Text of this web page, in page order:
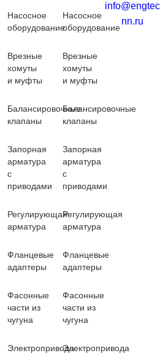
Насосное
оборудование
Врезные
хомуты
и муфты
Балансировочные
клапаны
Запорная
арматура
с
приводами
Регулирующая
арматура
Фланцевые
адаптеры
Фасонные
части из
чугуна
Электропривода
Насосное
оборудование
Врезные
хомуты
и муфты
Балансировочные
клапаны
Запорная
арматура
с
приводами
Регулирующая
арматура
Фланцевые
адаптеры
Фасонные
части из
чугуна
Электропривода
nn.ru